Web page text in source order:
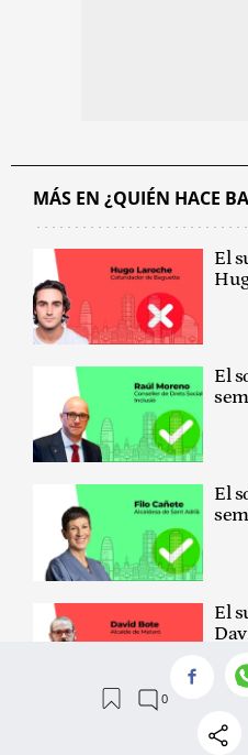
MÁS EN ¿QUIÉN HACE
El
El
El
El